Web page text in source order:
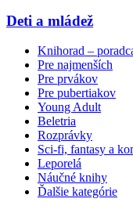
Deti a mládež
Knihorad –
Pre najmenších
Pre prvákov
Pre pubertiakov
Young Adult
Beletria
Rozprávky
Sci-fi, fantasy a
Leporelá
Náučné knihy
Ďalšie kategórie